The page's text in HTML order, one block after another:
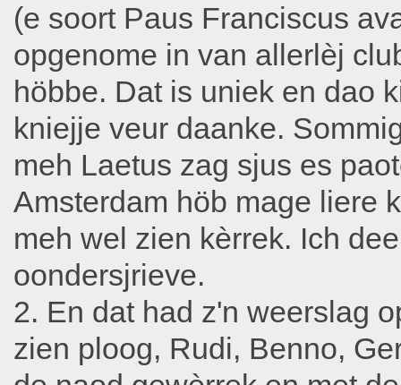
(e soort Paus Franciscus
opgenome in van allerlèj
höbbe. Dat is uniek en dao
kniejje veur daanke.
meh Laetus zag sjus es
Amsterdam höb mage liere
meh wel zien kèrrek. Ich
oondersjrieve.
2. En dat had z'n weerslag
zien ploog, Rudi, Benno,